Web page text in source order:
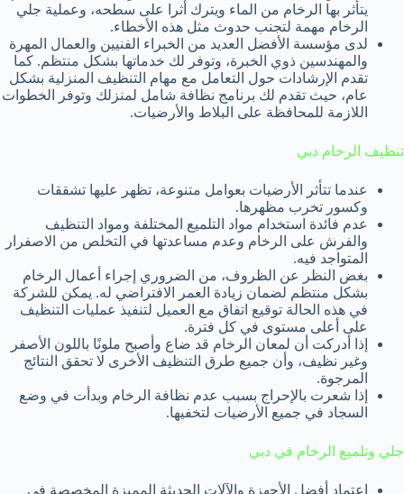
يتأثر بها الرخام من الماء ويترك أثرا على سطحه، وعملية جلي
الرخام مهمة لتجنب حدوث مثل هذه الأخطاء.
لدى مؤسسة الأفضل العديد من الخبراء الفنيين والعمال المهرة
والمهندسين ذوي الخبرة، وتوفر لك خدماتها بشكل منتظم. كما
تقدم الإرشادات حول التعامل مع مهام التنظيف المنزلية بشكل
عام، حيث تقدم لك برنامج نظافة شامل لمنزلك وتوفر الخطوات
اللازمة للمحافظة على البلاط والأرضيات.
تنظيف الرخام دبي
عندما تتأثر الأرضيات بعوامل متنوعة، تظهر عليها تشققات
وكسور تخرب مظهرها.
عدم فائدة استخدام مواد التلميع المختلفة ومواد التنظيف
والفرش على الرخام وعدم مساعدتها في التخلص من الاصفرار
المتواجد فيه.
بغض النظر عن الظروف، من الضروري إجراء أعمال الرخام
بشكل منتظم لضمان زيادة العمر الافتراضي له. يمكن للشركة
في هذه الحالة توقيع اتفاق مع العميل لتنفيذ عمليات التنظيف
على أعلى مستوى في كل فترة.
إذا أدركت أن لمعان الرخام قد ضاع وأصبح ملونًا باللون الأصفر
وغير نظيف، وأن جميع طرق التنظيف الأخرى لا تحقق النتائج
المرجوة.
إذا شعرت بالإحراج بسبب عدم نظافة الرخام وبدأت في وضع
السجاد في جميع الأرضيات لتخفيها.
جلي وتلميع الرخام في دبي
اعتماد أفضل الأجهزة والآلات الحديثة المميزة المخصصة في